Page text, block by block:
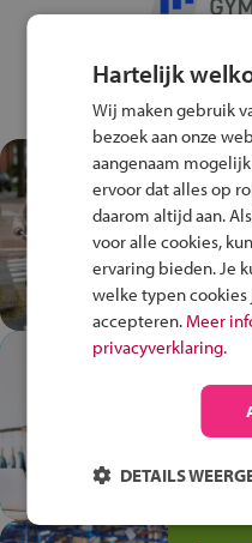
Test
Speel
en win
In
plek!
anders
Hartelijk
Wij maken gebruik
bezoek aan onze
aangenaam
ervoor dat alles op
daarom altijd aan.
voor alle cookies,
ervaring bieden. Je
welke typen
accepteren. Meer
privacyverklaring.
DETAILS